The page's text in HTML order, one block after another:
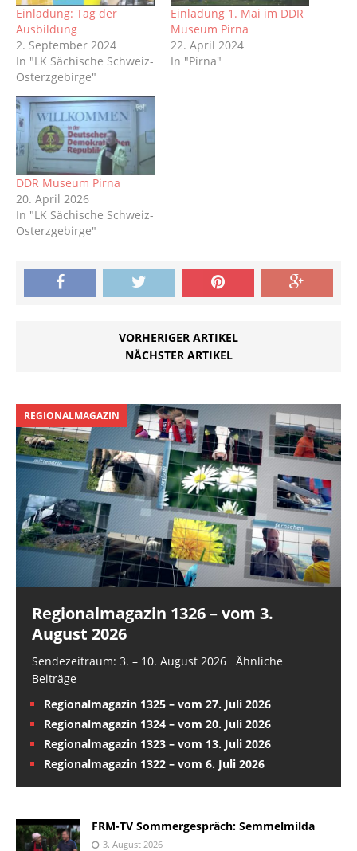
Einladung: Tag der
Ausbildung
2. September 2024
In "LK Sächische Schweiz-
Osterzgebirge"
Einladung 1. Mai im DDR
Museum Pirna
22. April 2024
In "Pirna"
DDR Museum Pirna
20. April 2026
In "LK Sächische Schweiz-
Osterzgebirge"
VORHERIGER ARTIKEL
NÄCHSTER ARTIKEL
REGIONALMAGAZIN
Regionalmagazin 1326 – vom 3.
August 2026
Sendezeitraum: 3. – 10. August 2026 Ähnliche
Beiträge
Regionalmagazin 1325 – vom 27. Juli 2026
Regionalmagazin 1324 – vom 20. Juli 2026
Regionalmagazin 1323 – vom 13. Juli 2026
Regionalmagazin 1322 – vom 6. Juli 2026
FRM-TV Sommergespräch: Semmelmilda
3. August 2026